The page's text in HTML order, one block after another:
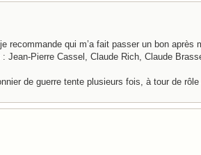
recommande qui m’a fait passer un bon
Jean-Pierre Cassel, Claude Rich, Claude
de guerre tente plusieurs fois, à tour de